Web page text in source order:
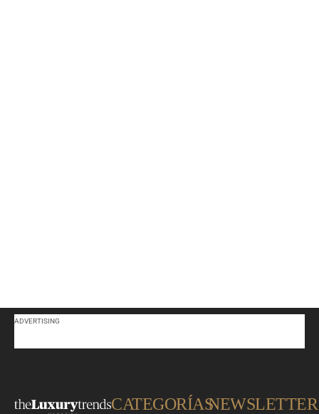
ADVERTISING
CATEGORÍASNEWSLETTER